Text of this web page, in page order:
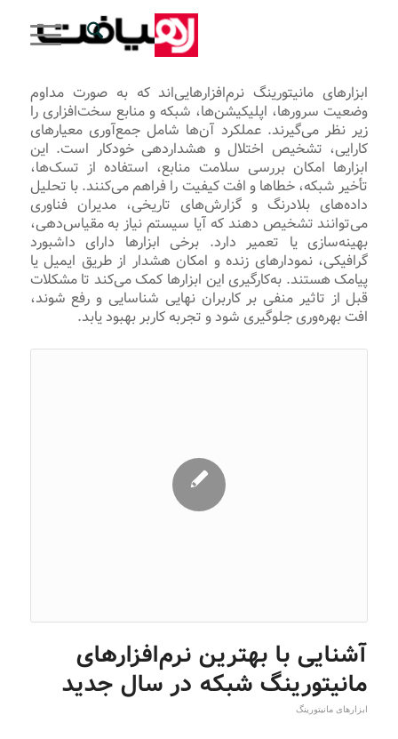
ابزارهای مانیتورینگ نرم‌افزارهایی‌اند که به صورت مداوم
وضعیت سرورها، اپلیکیشن‌ها، شبکه و منابع سخت‌افزاری را
زیر نظر می‌گیرند. عملکرد آن‌ها شامل جمع‌آوری معیارهای
کارایی، تشخیص اختلال و هشداردهی خودکار است. این
ابزارها امکان بررسی سلامت منابع، استفاده از تسک‌ها،
تأخیر شبکه، خطاها و افت کیفیت را فراهم می‌کنند. با تحلیل
داده‌های بلادرنگ و گزارش‌های تاریخی، مدیران فناوری
می‌توانند تشخیص دهند که آیا سیستم نیاز به مقیاس‌دهی،
بهینه‌سازی یا تعمیر دارد. برخی ابزارها دارای داشبورد
گرافیکی، نمودارهای زنده و امکان هشدار از طریق ایمیل یا
پیامک هستند. به‌کارگیری این ابزارها کمک می‌کند تا مشکلات
قبل از تاثیر منفی بر کاربران نهایی شناسایی و رفع شوند،
افت بهره‌وری جلوگیری شود و تجربه کاربر بهبود یابد.
آشنایی با بهترین نرم‌افزارهای
مانیتورینگ شبکه در سال جدید
ابزارهای مانیتورینگ